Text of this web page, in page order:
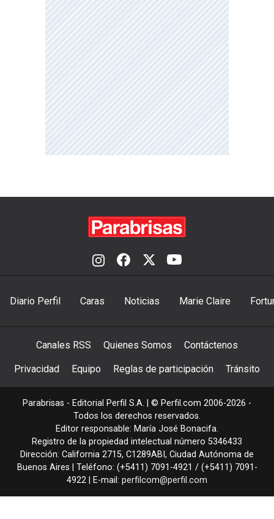
Diario Perfil Caras Noticias Marie Claire
Canales RSS Quienes Somos Contáctenos
Privacidad Equipo Reglas de participación Tránsito
Parabrisas - Editorial Perfil S.A. | © Perfil.com 2006-2026 -
Todos los derechos reservados.
Editor responsable: María José Bonacifa.
Registro de la propiedad intelectual número 5346433
Dirección: California 2715, C1289ABI , Ciudad Autónoma de
Buenos Aires | Teléfono: (+5411) 7091-4921 / (+5411) 7091-
4922 | E-mail: perfilcom@perfil.com